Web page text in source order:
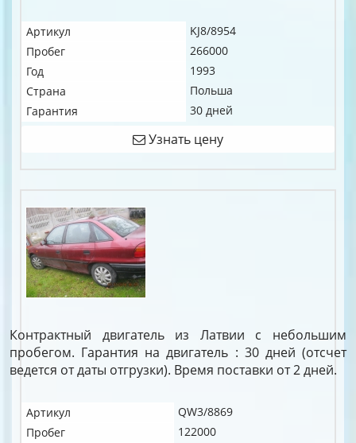
Артикул
KJ8/8954
Пробег
266000
Год
1993
Страна
Польша
Гарантия
30 дней
Узнать цену
Контрактный двигатель из Латвии с небольшим
пробегом. Гарантия на двигатель : 30 дней (отсчет
ведется от даты отгрузки). Время поставки от 2 дней.
Артикул
QW3/8869
Пробег
122000